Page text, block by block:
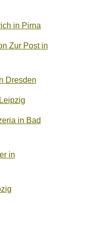
in Pirna
Zur Post in
Dresden
in Bad
in